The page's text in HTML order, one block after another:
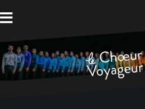
au